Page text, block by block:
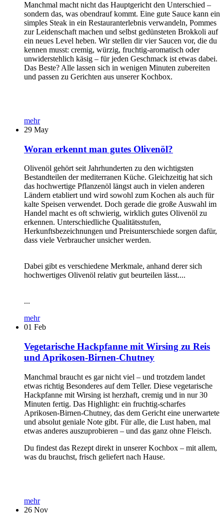
Manchmal macht nicht das Hauptgericht den Unterschied –
sondern das, was obendrauf kommt. Eine gute Sauce kann ein
simples Steak in ein Restauranterlebnis verwandeln, Pommes
zur Leidenschaft machen und selbst gedünsteten Brokkoli auf
ein neues Level heben. Wir stellen dir vier Saucen vor, die du
kennen musst: cremig, würzig, fruchtig-aromatisch oder
unwiderstehlich käsig – für jeden Geschmack ist etwas dabei.
Das Beste? Alle lassen sich in wenigen Minuten zubereiten
und passen zu Gerichten aus unserer Kochbox.
mehr
29 May
Woran erkennt man gutes Olivenöl?
Olivenöl gehört seit Jahrhunderten zu den wichtigsten
Bestandteilen der mediterranen Küche. Gleichzeitig hat sich
das hochwertige Pflanzenöl längst auch in vielen anderen
Ländern etabliert und wird sowohl zum Kochen als auch für
kalte Speisen verwendet. Doch gerade die große Auswahl im
Handel macht es oft schwierig, wirklich gutes Olivenöl zu
erkennen. Unterschiedliche Qualitätsstufen,
Herkunftsbezeichnungen und Preisunterschiede sorgen dafür,
dass viele Verbraucher unsicher werden.
Dabei gibt es verschiedene Merkmale, anhand derer sich
hochwertiges Olivenöl relativ gut beurteilen lässt....
...
mehr
01 Feb
Vegetarische Hackpfanne mit Wirsing zu Reis
und Aprikosen-Birnen-Chutney
Manchmal braucht es gar nicht viel – und trotzdem landet
etwas richtig Besonderes auf dem Teller. Diese vegetarische
Hackpfanne mit Wirsing ist herzhaft, cremig und in nur 30
Minuten fertig. Das Highlight: ein fruchtig-scharfes
Aprikosen-Birnen-Chutney, das dem Gericht eine unerwartete
und absolut geniale Note gibt. Für alle, die Lust haben, mal
etwas anderes auszuprobieren – und das ganz ohne Fleisch.
Du findest das Rezept direkt in unserer Kochbox – mit allem,
was du brauchst, frisch geliefert nach Hause.
mehr
26 Nov